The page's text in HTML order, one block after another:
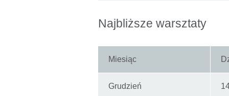
Najbliższe warsztaty
Miesiąc
Grudzień